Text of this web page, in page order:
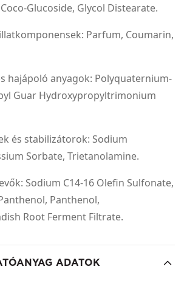
Glucoside, Glycol Distearate.
Parfum, Coumarin,
hajápoló anyagok: Polyquaternium-
Guar Hydroxypropyltrimonium
és stabilizátorok: Sodium
Sorbate, Trietanolamine.
Sodium C14-16 Olefin Sulfonate,
Panthenol,
Root Ferment Filtrate.
ADATOK